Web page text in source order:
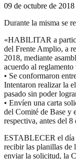
09 de octubre de 2018
Durante la misma se
«HABILITAR a
del Frente Amplio, a
2018, mediante
acuerdo al
• Se conformaron
Intentaron realizar la
pasado sin poder
• Envíen una carta
del Comité de Base y
respectiva, antes del
ESTABLECER el día
recibir las planillas de
enviar la solicitud, la